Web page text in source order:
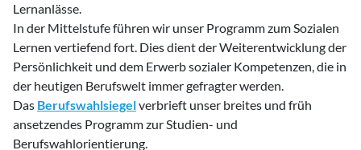
Lernanlässe.
In der Mittelstufe führen wir unser Programm zum Sozialen
Lernen vertiefend fort. Dies dient der Weiterentwicklung der
Persönlichkeit und dem Erwerb sozialer Kompetenzen, die in
der heutigen Berufswelt immer gefragter werden.
Das Berufswahlsiegelverbrieft unser breites und früh
ansetzendes Programm zur Studien- und
Berufswahlorientierung.